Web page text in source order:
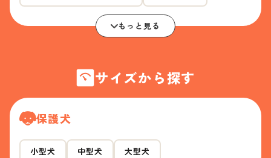
もっと見る
サイズから探す
保護犬
小型犬 中型犬 大型犬